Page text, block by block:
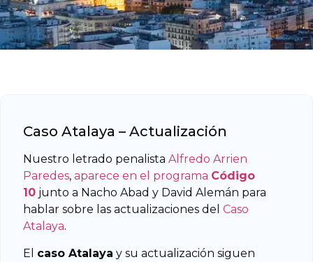
Caso Atalaya – Actualización
Nuestro letrado penalista Alfredo Arrien
Paredes, aparece en el programa Código
10 junto a Nacho Abad y David Alemán para
hablar sobre las actualizaciones del Caso
Atalaya.
El caso Atalaya y su actualización siguen